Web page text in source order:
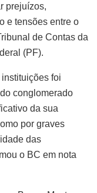
prejuízos,
e tensões entre o
de Contas da
(PF).
foi
conglomerado
da sua
por graves
das
o BC em nota